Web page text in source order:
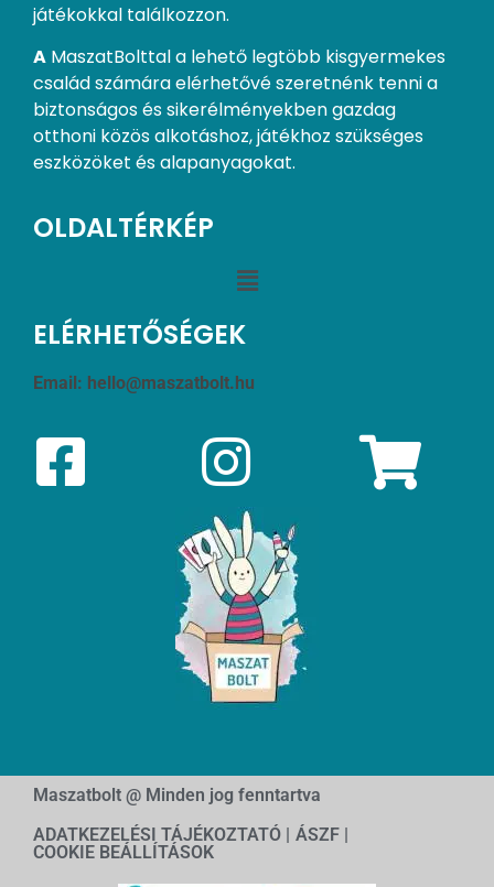
játékokkal találkozzon.
A MaszatBolttal a lehető legtöbb kisgyermekes
család számára elérhetővé szeretnénk tenni a
biztonságos és sikerélményekben gazdag
otthoni közös alkotáshoz, játékhoz szükséges
eszközöket és alapanyagokat.
OLDALTÉRKÉP
ELÉRHETŐSÉGEK
Email: hello@maszatbolt.hu
Maszatbolt @ Minden jog fenntartva
ADATKEZELÉSI TÁJÉKOZTATÓ | ÁSZF |
COOKIE BEÁLLÍTÁSOK